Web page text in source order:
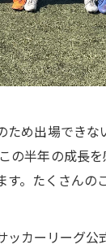
め出場でき
半年の成長を
。たくさんの
ッカーリーグ公